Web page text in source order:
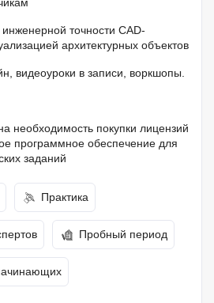
точности CAD-
архитектурных объектов
видеоуроки в записи, воркшопы.
необходимость покупки лицензий
программное обеспечение для
заданий
Практика
Пробный период